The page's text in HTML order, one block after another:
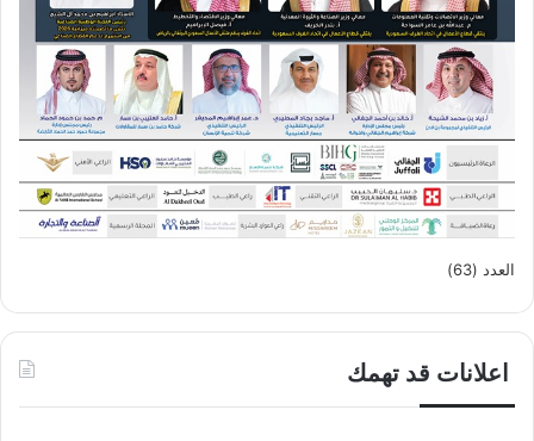
العدد (63)
اعلانات قد تهمك